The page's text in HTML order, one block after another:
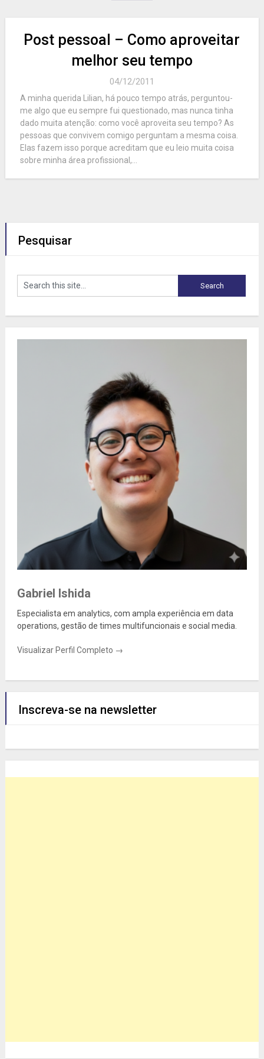
Post pessoal – Como aproveitar
melhor seu tempo
04/12/2011
A minha querida Lilian, há pouco tempo atrás, perguntou-
me algo que eu sempre fui questionado, mas nunca tinha
dado muita atenção: como você aproveita seu tempo? As
pessoas que convivem comigo perguntam a mesma coisa.
Elas fazem isso porque acreditam que eu leio muita coisa
sobre minha área profissional,...
Pesquisar
Gabriel Ishida
Especialista em analytics, com ampla experiência em data
operations, gestão de times multifuncionais e social media.
Visualizar Perfil Completo →
Inscreva-se na newsletter